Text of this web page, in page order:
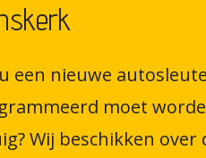
een nieuwe
moet
Wij beschikken over